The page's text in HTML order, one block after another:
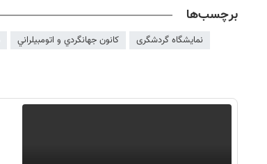
برچسب‌ها
نمایشگاه گردشگری كانون جهانگردي و اتومبيلراني